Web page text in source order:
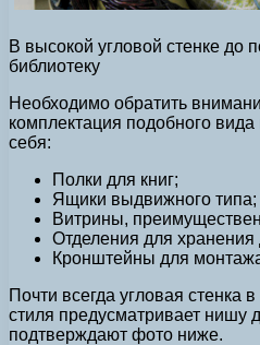
В высокой угловой стенке до
библиотеку
Необходимо обратить
комплектация подобного
себя:
Полки для книг;
Ящики выдвижного типа;
Витрины,
Отделения для хранения
Кронштейны для
Почти всегда угловая стенка
стиля предусматривает нишу
подтверждают фото ниже.